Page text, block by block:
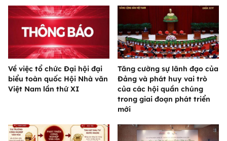
Về việc tổ chức Đại hội đại
biểu toàn quốc Hội Nhà văn
Việt Nam lần thứ XI
Tăng cường sự lãnh đạo của
Đảng và phát huy vai trò
của các hội quần chúng
trong giai đoạn phát triển
mới